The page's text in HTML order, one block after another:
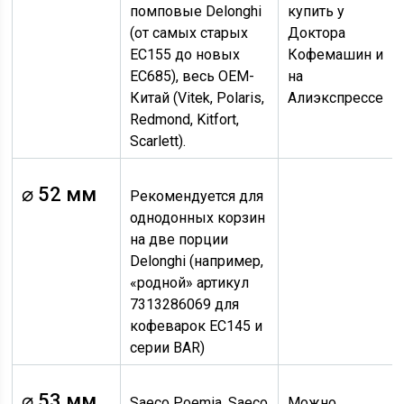
помповые Delonghi
(от самых старых
EC155 до новых
EC685), весь OEM-
Китай (Vitek, Polaris,
Redmond, Kitfort,
Scarlett).
купить у
Доктора
Кофемашин и
на
Алиэкспрессе
⌀ 52 мм
Рекомендуется для
однодонных корзин
на две порции
Delonghi (например,
«родной» артикул
7313286069 для
кофеварок EC145 и
серии BAR)